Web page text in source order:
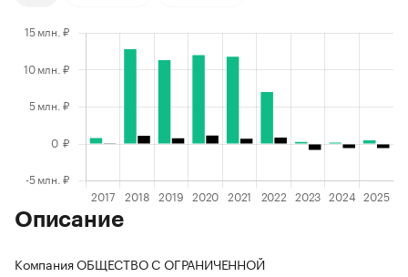
Описание
Компания ОБЩЕСТВО С ОГРАНИЧЕННОЙ